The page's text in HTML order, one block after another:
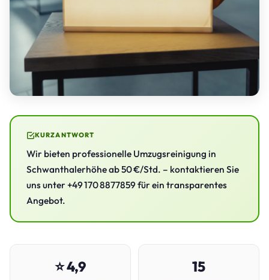
KURZANTWORT
Wir bieten professionelle Umzugsreinigung in
Schwanthalerhöhe ab 50 €/Std. – kontaktieren Sie
uns unter +49 170 8877859 für ein transparentes
Angebot.
⭐ 4,9 15